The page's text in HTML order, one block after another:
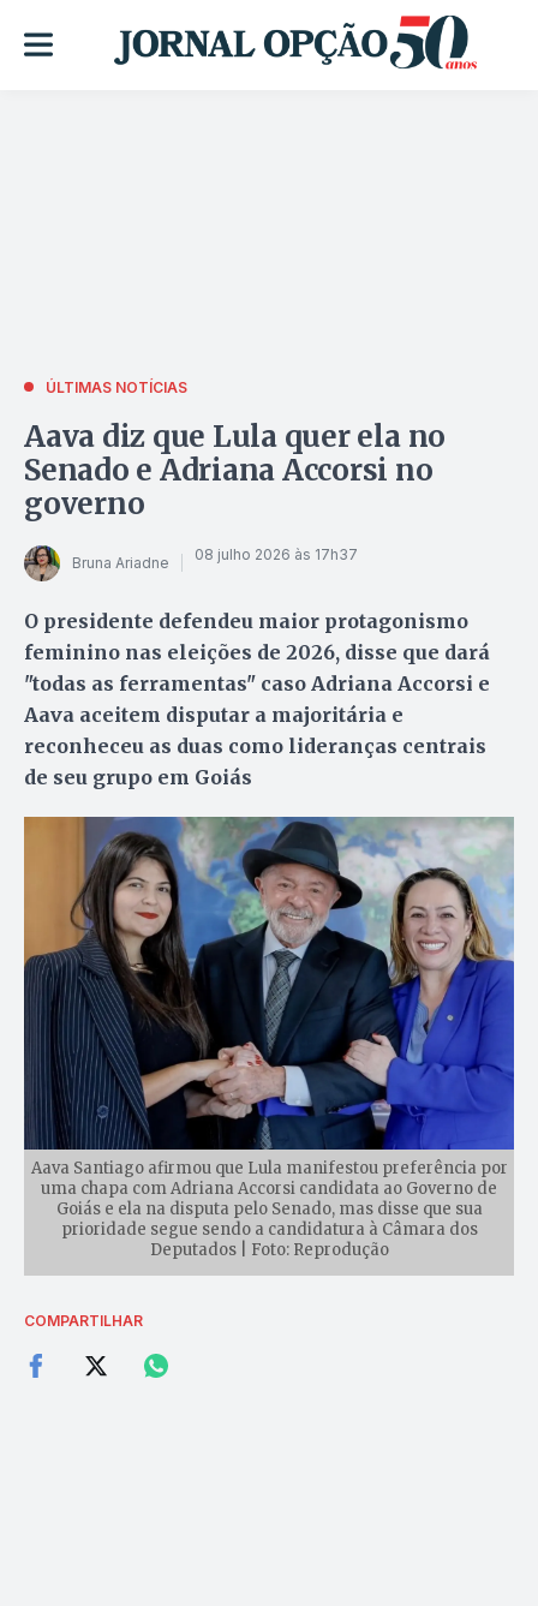
ÚLTIMAS NOTÍCIAS
Aava diz que Lula quer ela no
Senado e Adriana Accorsi no
governo
Bruna Ariadne 08 julho 2026 às 17h37
O presidente defendeu maior protagonismo
feminino nas eleições de 2026, disse que dará
"todas as ferramentas" caso Adriana Accorsi e
Aava aceitem disputar a majoritária e
reconheceu as duas como lideranças centrais
de seu grupo em Goiás
Aava Santiago afirmou que Lula manifestou preferência por
uma chapa com Adriana Accorsi candidata ao Governo de
Goiás e ela na disputa pelo Senado, mas disse que sua
prioridade segue sendo a candidatura à Câmara dos
Deputados | Foto: Reprodução
COMPARTILHAR